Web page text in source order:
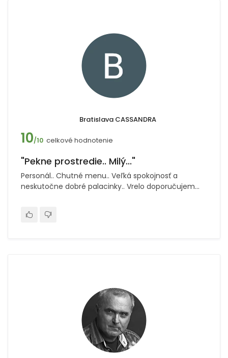
Bratislava CASSANDRA
10/10 celkové hodnotenie
"Pekne prostredie.. Milý..."
Personál.. Chutné menu.. Veľká spokojnosť a
neskutočne dobré palacinky.. Vrelo doporučujem...